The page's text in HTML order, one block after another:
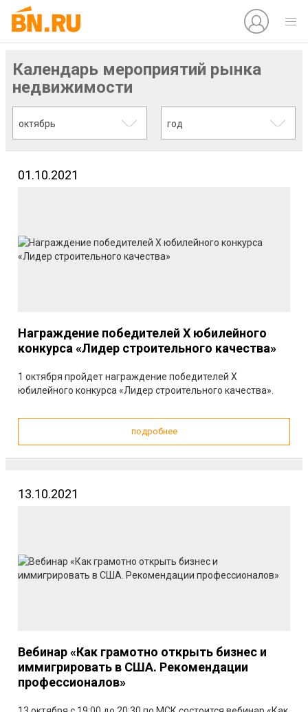
Календарь мероприятий рынка
недвижимости
октябрь год
01.10.2021
Награждение победителей X юбилейного
конкурса «Лидер строительного качества»
1 октября пройдет награждение победителей X
юбилейного конкурса «Лидер строительного качества».
подробнее
13.10.2021
Вебинар «Как грамотно открыть бизнес и
иммигрировать в США. Рекомендации
профессионалов»